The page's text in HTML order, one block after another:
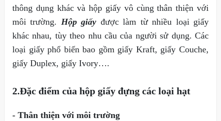
thông dụng khác và hộp giấy vô cùng thân thiện với
môi trường. Hộp giấy được làm từ nhiều loại giấy
khác nhau, tùy theo nhu cầu của người sử dụng. Các
loại giấy phổ biến bao gồm giấy Kraft, giấy Couche,
giấy Duplex, giấy Ivory….
2.Đặc điểm của hộp giấy đựng các loại hạt
- Thân thiện với môi trường